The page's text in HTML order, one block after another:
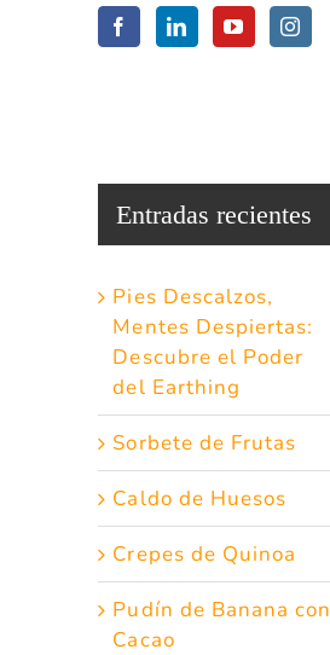
Entradas recientes
Pies Descalzos,
Mentes Despiertas:
Descubre el Poder
del Earthing
Sorbete de Frutas
Caldo de Huesos
Crepes de Quinoa
Pudín de Banana con
Cacao